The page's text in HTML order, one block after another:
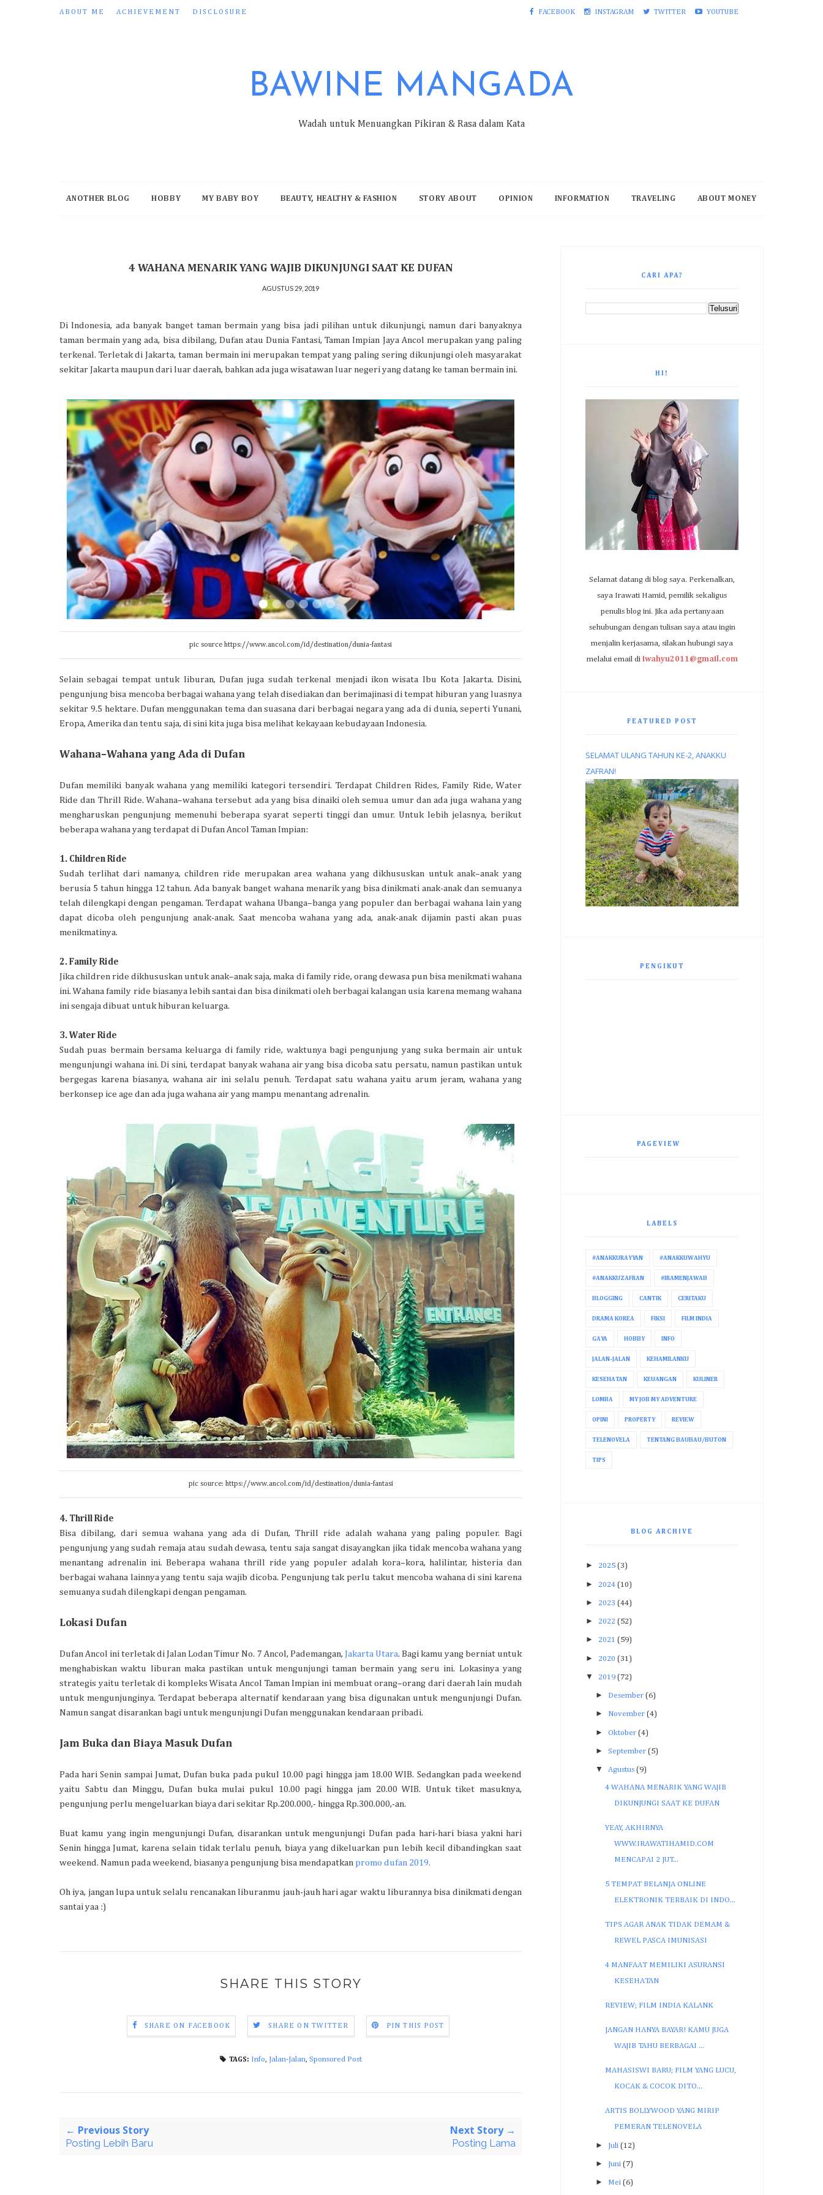
ABOUT ME ACHIEVEMENT DISCLOSURE FACEBOOK INSTAGRAM TWITTER YOUTUBE
BAWINE MANGADA
Wadah untuk Menuangkan Pikiran & Rasa dalam Kata
ANOTHER BLOG HOBBY MY BABY BOY BEAUTY, HEALTHY & FASHION STORY ABOUT OPINION INFORMATION TRAVELING ABOUT MONEY
4 WAHANA MENARIK YANG WAJIB DIKUNJUNGI SAAT KE DUFAN
AGUSTUS 29, 2019
Di Indonesia, ada banyak banget taman bermain yang bisa jadi pilihan untuk dikunjungi, namun dari banyaknya
taman bermain yang ada, bisa dibilang, Dufan atau Dunia Fantasi, Taman Impian Jaya Ancol merupakan yang paling
terkenal. Terletak di Jakarta, taman bermain ini merupakan tempat yang paling sering dikunjungi oleh masyarakat
sekitar Jakarta maupun dari luar daerah, bahkan ada juga wisatawan luar negeri yang datang ke taman bermain ini.
pic source https://www.ancol.com/id/destination/dunia-fantasi
Selain sebagai tempat untuk liburan, Dufan juga sudah terkenal menjadi ikon wisata Ibu Kota Jakarta. Disini,
pengunjung bisa mencoba berbagai wahana yang telah disediakan dan berimajinasi di tempat hiburan yang luasnya
sekitar 9.5 hektare. Dufan menggunakan tema dan suasana dari berbagai negara yang ada di dunia, seperti Yunani,
Eropa, Amerika dan tentu saja, di sini kita juga bisa melihat kekayaan kebudayaan Indonesia.
Wahana–Wahana yang Ada di Dufan
Dufan memiliki banyak wahana yang memiliki kategori tersendiri. Terdapat Children Rides, Family Ride, Water
Ride dan Thrill Ride. Wahana–wahana tersebut ada yang bisa dinaiki oleh semua umur dan ada juga wahana yang
mengharuskan pengunjung memenuhi beberapa syarat seperti tinggi dan umur. Untuk lebih jelasnya, berikut
beberapa wahana yang terdapat di Dufan Ancol Taman Impian:
1. Children Ride
Sudah terlihat dari namanya, children ride merupakan area wahana yang dikhususkan untuk anak–anak yang
berusia 5 tahun hingga 12 tahun. Ada banyak banget wahana menarik yang bisa dinikmati anak-anak dan semuanya
telah dilengkapi dengan pengaman. Terdapat wahana Ubanga–banga yang populer dan berbagai wahana lain yang
dapat dicoba oleh pengunjung anak-anak. Saat mencoba wahana yang ada, anak-anak dijamin pasti akan puas
menikmatinya.
2. Family Ride
Jika children ride dikhususkan untuk anak–anak saja, maka di family ride, orang dewasa pun bisa menikmati wahana
ini. Wahana family ride biasanya lebih santai dan bisa dinikmati oleh berbagai kalangan usia karena memang wahana
ini sengaja dibuat untuk hiburan keluarga.
3. Water Ride
Sudah puas bermain bersama keluarga di family ride, waktunya bagi pengunjung yang suka bermain air untuk
mengunjungi wahana ini. Di sini, terdapat banyak wahana air yang bisa dicoba satu persatu, namun pastikan untuk
bergegas karena biasanya, wahana air ini selalu penuh. Terdapat satu wahana yaitu arum jeram, wahana yang
berkonsep ice age dan ada juga wahana air yang mampu menantang adrenalin.
pic source: https://www.ancol.com/id/destination/dunia-fantasi
4. Thrill Ride
Bisa dibilang, dari semua wahana yang ada di Dufan, Thrill ride adalah wahana yang paling populer. Bagi
pengunjung yang sudah remaja atau sudah dewasa, tentu saja sangat disayangkan jika tidak mencoba wahana yang
menantang adrenalin ini. Beberapa wahana thrill ride yang populer adalah kora–kora, halilintar, histeria dan
berbagai wahana lainnya yang tentu saja wajib dicoba. Pengunjung tak perlu takut mencoba wahana di sini karena
semuanya sudah dilengkapi dengan pengaman.
Lokasi Dufan
Dufan Ancol ini terletak di Jalan Lodan Timur No. 7 Ancol, Pademangan, Jakarta Utara. Bagi kamu yang berniat untuk
menghabiskan waktu liburan maka pastikan untuk mengunjungi taman bermain yang seru ini. Lokasinya yang
strategis yaitu terletak di kompleks Wisata Ancol Taman Impian ini membuat orang–orang dari daerah lain mudah
untuk mengunjunginya. Terdapat beberapa alternatif kendaraan yang bisa digunakan untuk mengunjungi Dufan.
Namun sangat disarankan bagi untuk mengunjungi Dufan menggunakan kendaraan pribadi.
Jam Buka dan Biaya Masuk Dufan
Pada hari Senin sampai Jumat, Dufan buka pada pukul 10.00 pagi hingga jam 18.00 WIB. Sedangkan pada weekend
yaitu Sabtu dan Minggu, Dufan buka mulai pukul 10.00 pagi hingga jam 20.00 WIB. Untuk tiket masuknya,
pengunjung perlu mengeluarkan biaya dari sekitar Rp.200.000,- hingga Rp.300.000,-an.
Buat kamu yang ingin mengunjungi Dufan, disarankan untuk mengunjungi Dufan pada hari-hari biasa yakni hari
Senin hingga Jumat, karena selain tidak terlalu penuh, biaya yang dikeluarkan pun lebih kecil dibandingkan saat
weekend. Namun pada weekend, biasanya pengunjung bisa mendapatkan promo dufan 2019.
Oh iya, jangan lupa untuk selalu rencanakan liburanmu jauh-jauh hari agar waktu liburannya bisa dinikmati dengan
santai yaa :)
SHARE THIS STORY
SHARE ON FACEBOOK SHARE ON TWITTER PIN THIS POST
TAGS: Info, Jalan-Jalan, Sponsored Post
← Previous Story
Posting Lebih Baru
Next Story →
Posting Lama
CARI APA?
HI!
Selamat datang di blog saya. Perkenalkan,
saya Irawati Hamid, pemilik sekaligus
penulis blog ini. Jika ada pertanyaan
sehubungan dengan tulisan saya atau ingin
menjalin kerjasama, silakan hubungi saya
melalui email di iwahyu2011@gmail.com
FEATURED POST
SELAMAT ULANG TAHUN KE-2, ANAKKU
ZAFRAN!
PENGIKUT
PAGEVIEW
LABELS
#ANAKKURAYYAN #ANAKKUWAHYU
#ANAKKUZAFRAN #IRAMENJAWAB
BLOGGING CANTIK CERITAKU
DRAMA KOREA FIKSI FILM INDIA
GAYA HOBBY INFO
JALAN-JALAN KEHAMILANKU
KESEHATAN KEUANGAN KULINER
LOMBA MY JOB MY ADVENTURE
OPINI PROPERTY REVIEW
TELENOVELA TENTANG BAUBAU/BUTON
TIPS
BLOG ARCHIVE
► 2025 (3)
► 2024 (10)
► 2023 (44)
► 2022 (52)
► 2021 (59)
► 2020 (31)
▼ 2019 (72)
► Desember (6)
► November (4)
► Oktober (4)
► September (5)
▼ Agustus (9)
4 WAHANA MENARIK YANG WAJIB
DIKUNJUNGI SAAT KE DUFAN
YEAY, AKHIRNYA
WWW.IRAWATIHAMID.COM
MENCAPAI 2 JUT...
5 TEMPAT BELANJA ONLINE
ELEKTRONIK TERBAIK DI INDO...
TIPS AGAR ANAK TIDAK DEMAM &
REWEL PASCA IMUNISASI
4 MANFAAT MEMILIKI ASURANSI
KESEHATAN
REVIEW; FILM INDIA KALANK
JANGAN HANYA BAYAR! KAMU JUGA
WAJIB TAHU BERBAGAI ...
MAHASISWI BARU; FILM YANG LUCU,
KOCAK & COCOK DITO...
ARTIS BOLLYWOOD YANG MIRIP
PEMERAN TELENOVELA
► Juli (12)
► Juni (7)
► Mei (6)